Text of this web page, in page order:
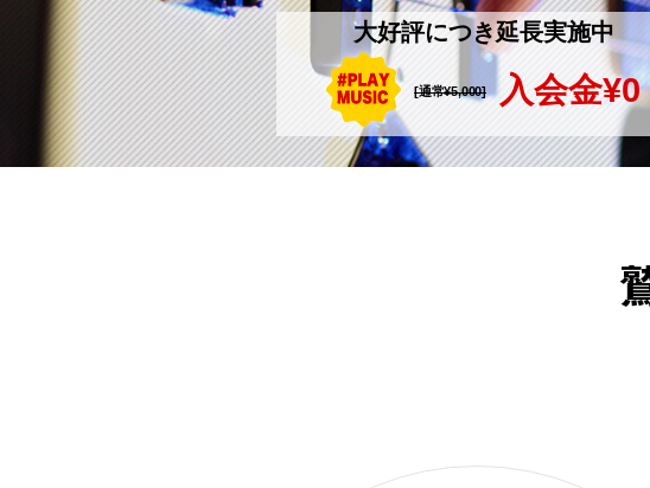
大好評につき延長実施中
[通常¥5,000] 入会金¥0